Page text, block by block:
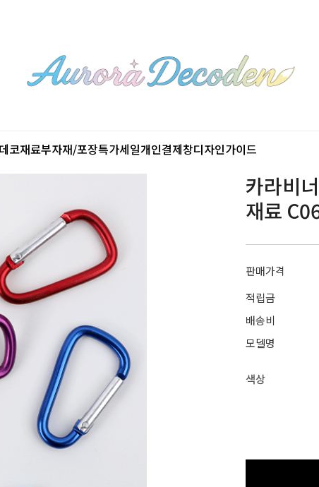
데코재료부자재/포장특가세일개인결제창디자인가이드
카라비
재료
판매가격
적립금
배송비
모델명
색상